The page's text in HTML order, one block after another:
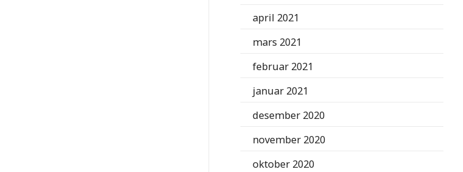
april 2021
mars 2021
februar 2021
januar 2021
desember 2020
november 2020
oktober 2020